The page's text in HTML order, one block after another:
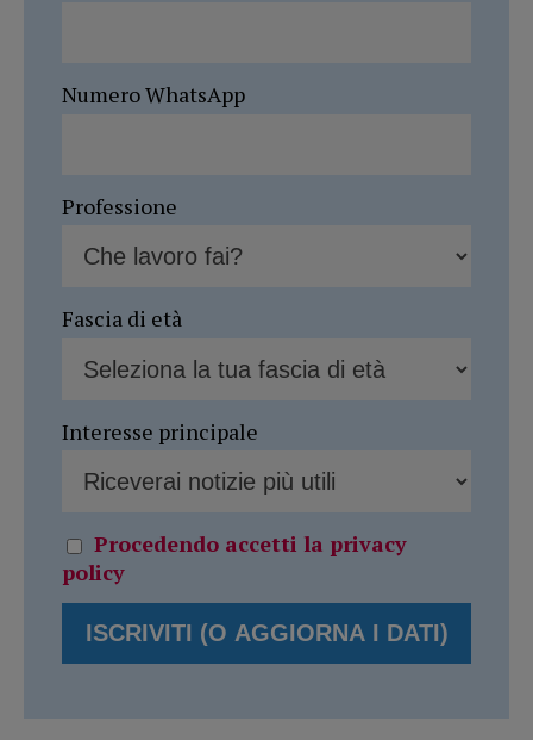
Numero WhatsApp
Professione
Fascia di età
Interesse principale
Procedendo accetti la privacy
policy